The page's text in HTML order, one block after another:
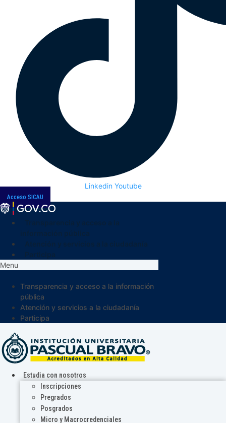
Linkedin Youtube
Acceso SICAU
Menu
Transparencia y acceso a la información
pública
Atención y servicios a la ciudadanía
Participa
Estudia con nosotros
Inscripciones
Pregrados
Posgrados
Micro y Macrocredenciales